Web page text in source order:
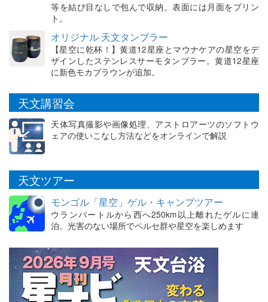
等を結び目なしで包んで収納。表面には月面をプリン
ト。
オリジナル 天文タンブラー
【星空に乾杯！】黄道12星座とマウナケアの星空をデ
ザインしたステンレスサーモタンブラー。黄道12星座
に新色モカブラウンが追加。
天文講習会
天体写真撮影や画像処理、アストロアーツのソフトウ
ェアの使いこなし方法などをオンラインで解説
天文ツアー
モンゴル「星空」ゲル・キャンプツアー
ウランバートルから西へ250km以上離れたゲルに連
泊。光害のない場所でペルセ群や星空を楽しめます